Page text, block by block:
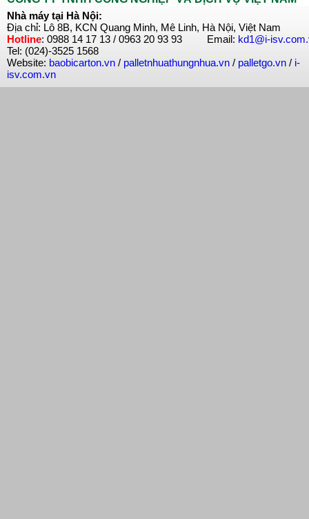
Nhà máy tại Hà Nội:
Địa chỉ: Lô 8B, KCN Quang Minh, Mê Linh, Hà Nội, Việt Nam
Hotline: 0988 14 17 13 / 0963 20 93 93 Email: kd1@i-
Tel: (024)-3525 1568
Website: baobicarton.vn / palletnhuathungnhua.vn / palletgo.vn / i-
isv.com.vn